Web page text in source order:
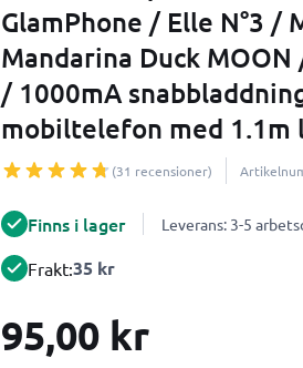
GlamPhone / Elle N°3 /
Mandarina Duck
/ 1000mA
mobiltelefon med 1.1m
(31 recensioner)
Finns i lager Leverans: 3-5
Frakt:35 kr
95,00 kr